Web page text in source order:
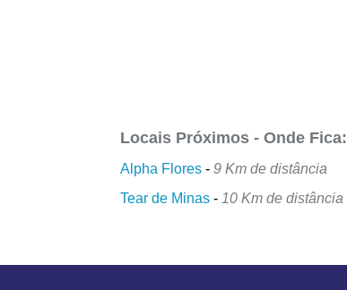
Locais Próximos - Onde Fica:
Alpha Flores -9 Km de distância
Tear de Minas - 10 Km de distância